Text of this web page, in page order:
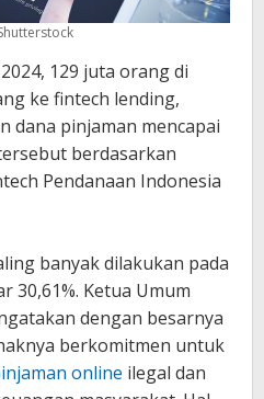
129 juta orang di
ke fintech lending,
dana pinjaman mencapai
berdasarkan
Pendanaan Indonesia
banyak dilakukan pada
30,61%. Ketua Umum
dengan besarnya
berkomitmen untuk
online ilegal dan